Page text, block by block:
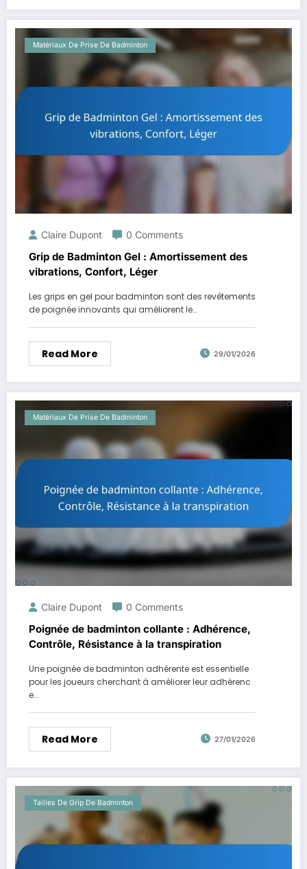
Matériaux De Prise De Badminton
Claire Dupont 0 Comments
Grip de Badminton Gel : Amortissement des
vibrations, Confort, Léger
Les grips en gel pour badminton sont des revêtements
de poignée innovants qui améliorent le…
Read More 29/01/2026
Matériaux De Prise De Badminton
Claire Dupont 0 Comments
Poignée de badminton collante : Adhérence,
Contrôle, Résistance à la transpiration
Une poignée de badminton adhérente est essentielle
pour les joueurs cherchant à améliorer leur adhérenc
e…
Read More 27/01/2026
Tailles De Grip De Badminton